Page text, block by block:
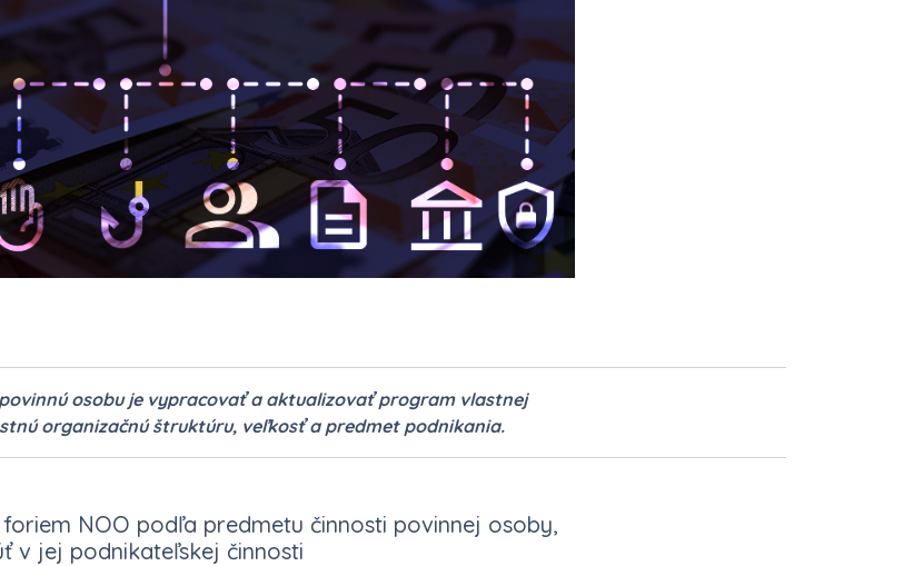
osobu je vypracovať a aktualizovať program vlastnej
organizačnú štruktúru, veľkosť a predmet podnikania.
NOO podľa predmetu činnosti povinnej osoby,
v jej podnikateľskej činnosti